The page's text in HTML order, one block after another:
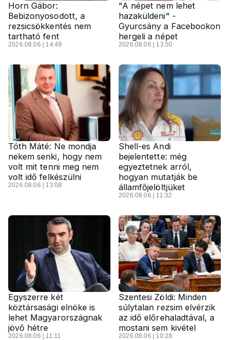
Horn Gábor:
Bebizonyosodott, a
rezsicsökkentés nem
tartható fent
2026.08.06 | 14:49
"A népet nem lehet
hazaküldeni" -
Gyurcsány a Facebookon
hergeli a népet
2026.08.06 | 13:50
Tóth Máté: Ne mondja
nekem senki, hogy nem
volt mit tenni meg nem
volt idő felkészülni
2026.08.06 | 13:08
Shell-es Andi
bejelentette: még
egyeztetnek arról,
hogyan mutatják be
államfőjelöltjüket
2026.08.06 | 11:32
Egyszerre két
köztársasági elnöke is
lehet Magyarországnak
jövő hétre
2026.08.06 | 11:11
Szentesi Zöldi: Minden
súlytalan rezsim elvérzik
az idő előrehaladtával, a
mostani sem kivétel
2026.08.06 | 10:28